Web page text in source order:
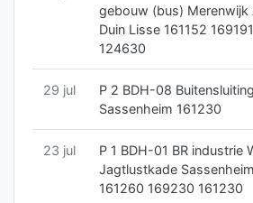
gebouw (bus) Merenwijk
Duin Lisse 161152
124630
29 jul
P 2 BDH-08
Sassenheim 161230
23 jul
P 1 BDH-01 BR industrie
Jagtlustkade
161260 169230 161230